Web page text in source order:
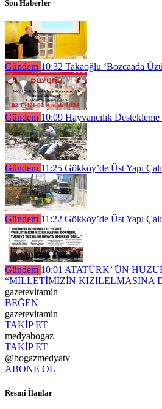
Son Haberler
Gündem 10:32 Takaoğlu ‘Bozcaada
Gündem 10:09 Hayvancılık
Gündem 11:25 Gökköy’de Üst Yapı
Gündem 11:22 Gökköy’de Üst Yapı
Gündem 10:01 ATATÜRK’ ÜN
“MİLLETİMİZİN KIZILELMASINA
gazetevitamin
BEĞEN
gazetevitamin
TAKİP ET
medyabogaz
TAKİP ET
@bogazmedyatv
ABONE OL
Resmî İlanlar